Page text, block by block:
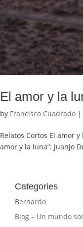
El amor y la
by Francisco Cuadrado |
Relatos Cortos El amor
amor y la luna”: Juanjo
Categories
Bernardo
Blog – Un mundo